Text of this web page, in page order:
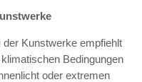
der Kunstwerke empfiehlt
Bedingungen
oder extremen